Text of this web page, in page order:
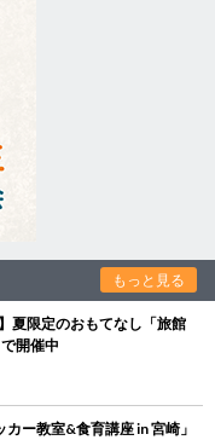
もっと見る
夏限定のおもてなし「旅館
開催中
ー教室&食育講座 in 宮崎」